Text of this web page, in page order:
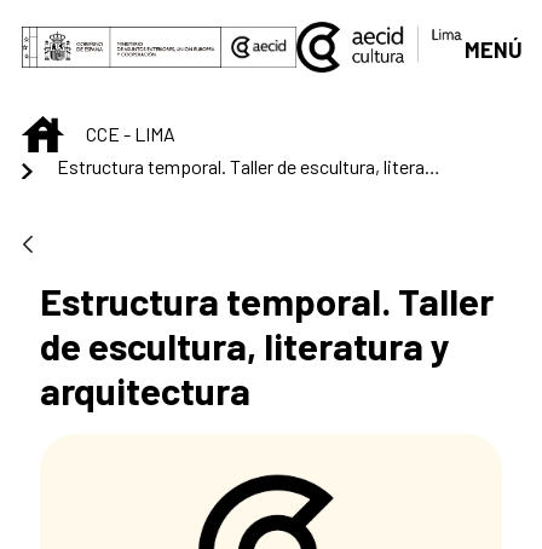
Saut au contenu principal
MENÚ
INICIOCCE - LIMA
Estructura temporal. Taller de escultura, literatura y arquitectura
Estructura temporal. Taller
de escultura, literatura y
arquitectura